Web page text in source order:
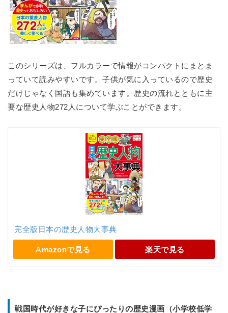
このシリーズは、フルカラーで情報がコンパクトにまとま
っていて読みやすいです。子供が気に入っているので歴史
だけじゃなく国語も集めています。歴史の流れとともに主
要な歴史人物272人について学ぶことができます。
完全版日本の歴史人物大事典
Amazonで見る 楽天で見る
戦国時代が好きな子にぴったりの歴史漫画（小学校低学